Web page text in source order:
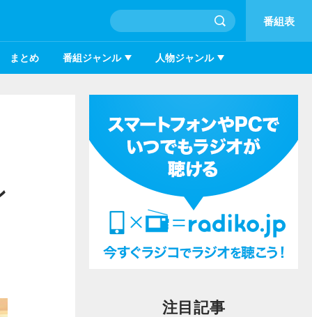
番組表
まとめ 番組ジャンル 人物ジャンル
注目記事